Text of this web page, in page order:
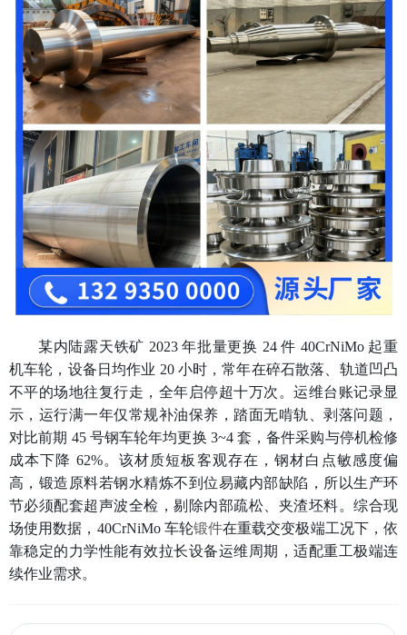
某内陆露天铁矿 2023 年批量更换 24 件 40CrNiMo 起重
机车轮，设备日均作业 20 小时，常年在碎石散落、轨道凹凸
不平的场地往复行走，全年启停超十万次。运维台账记录显
示，运行满一年仅常规补油保养，踏面无啃轨、剥落问题，
对比前期 45 号钢车轮年均更换 3~4 套，备件采购与停机检修
成本下降 62%。该材质短板客观存在，钢材白点敏感度偏
高，锻造原料若钢水精炼不到位易藏内部缺陷，所以生产环
节必须配套超声波全检，剔除内部疏松、夹渣坯料。综合现
场使用数据，40CrNiMo 车轮锻件在重载交变极端工况下，依
靠稳定的力学性能有效拉长设备运维周期，适配重工极端连
续作业需求。